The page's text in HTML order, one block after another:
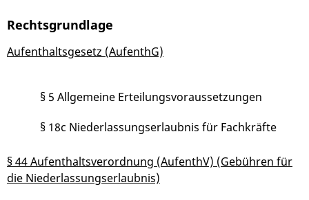
Rechtsgrundlage
Aufenthaltsgesetz (AufenthG)
§ 5 Allgemeine Erteilungsvoraussetzungen
§ 18c Niederlassungserlaubnis für Fachkräfte
§ 44 Aufenthaltsverordnung (AufenthV) (Gebühren für
die Niederlassungserlaubnis)